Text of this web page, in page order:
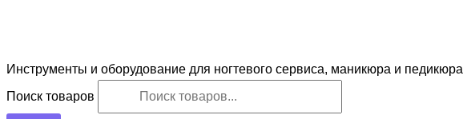
Инструменты и оборудование для ногтевого сервиса, маникюра и педикюра
Поиск товаров